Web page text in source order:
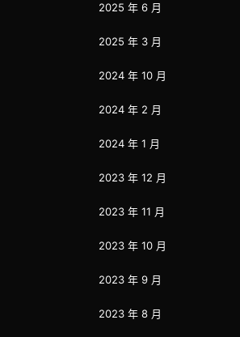
2025 年 6 月
2025 年 3 月
2024 年 10 月
2024 年 2 月
2024 年 1 月
2023 年 12 月
2023 年 11 月
2023 年 10 月
2023 年 9 月
2023 年 8 月